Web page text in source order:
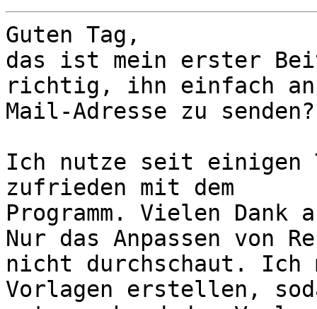
Guten Tag,
das ist mein erster
richtig, ihn einfach an
Mail-Adresse zu senden?
Ich nutze seit einigen
zufrieden mit dem
Programm. Vielen
Nur das Anpassen von
nicht durchschaut. Ich
Vorlagen erstellen,